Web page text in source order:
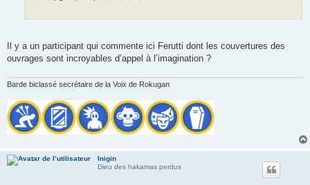
Il y a un participant qui commente ici Ferutti dont les couvertures des
ouvrages sont incroyables d’appel à l’imagination ?
Barde biclassé secrétaire de la Voix de Rokugan
Inigin
Dieu des hakamas perdus